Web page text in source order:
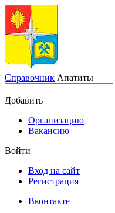
Справочник Апатиты
Добавить
Организацию
Вакансию
Войти
Вход на сайт
Регистрация
Вконтакте